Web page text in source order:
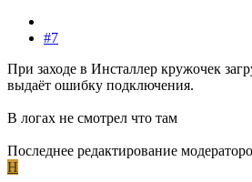
#7
При заходе в Инсталлер кружочек
выдаёт ошибку подключения.
В логах не смотрел что там
Последнее редактирование
H